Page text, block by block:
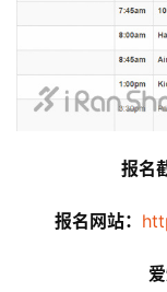
报名
报名网站：